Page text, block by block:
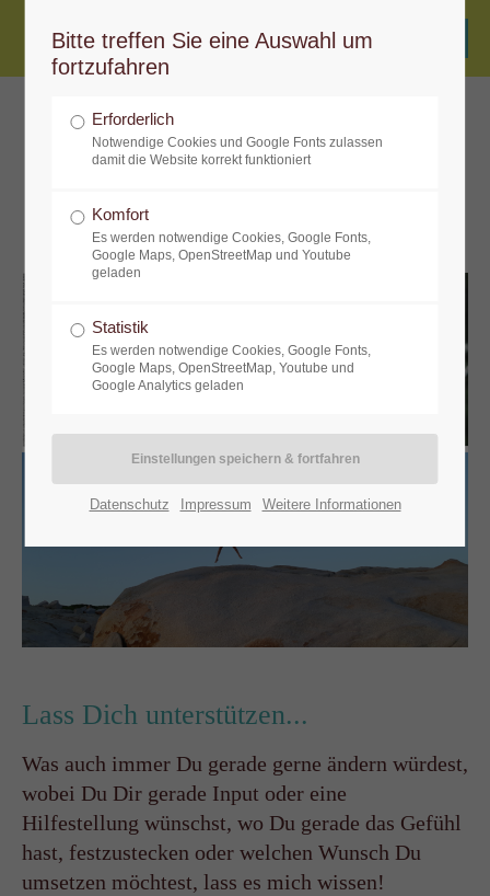
1:1 Coaching nach Maß
Lass Dich unterstützen...
Was auch immer Du gerade gerne ändern würdest,
wobei Du Dir gerade Input oder eine
Hilfestellung wünschst, wo Du gerade das Gefühl
hast, festzustecken oder welchen Wunsch Du
umsetzen möchtest, lass es mich wissen!
Bitte treffen Sie eine Auswahl um
fortzufahren
Erforderlich
Notwendige Cookies und Google Fonts zulassen
damit die Website korrekt funktioniert
Komfort
Es werden notwendige Cookies, Google Fonts,
Google Maps, OpenStreetMap und Youtube
geladen
Statistik
Es werden notwendige Cookies, Google Fonts,
Google Maps, OpenStreetMap, Youtube und
Google Analytics geladen
Datenschutz Impressum Weitere Informationen